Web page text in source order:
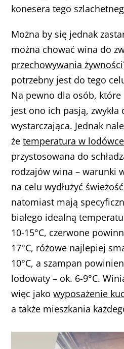
konesera tego
Można by się jednak
można chować wina do
przechowywania żywności
potrzebny jest do tego
Na pewno dla osób,
jest ono ich pasją, zwykła
wystarczająca. Jednak
żetemperatura w lodówce
przystosowana do
rodzajów wina – warunki
na celu wydłużyć
natomiast mają
białego idealną
10-15°C, czerwone
17°C, różowe najlepiej
10°C, a szampan
lodowaty – ok. 6-9°C.
więc jakowyposażenie
a także mieszkania